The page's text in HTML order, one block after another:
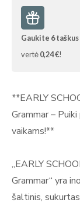
Gaukite 6taškus
vertė0,24 €!
**EARLY
Grammar –
vaikams!**
„EARLY
Grammar“ yra
šaltinis,